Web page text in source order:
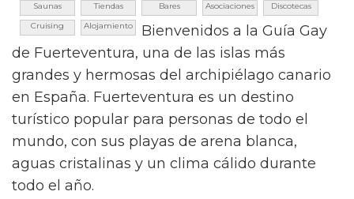
Saunas Tiendas Bares Asociaciones
Discotecas
Cruising
Alojamiento
Bienvenidos a la Guía Gay
de Fuerteventura, una de las islas más
grandes y hermosas del archipiélago canario
en España. Fuerteventura es un destino
turístico popular para personas de todo el
mundo, con sus playas de arena blanca,
aguas cristalinas y un clima cálido durante
todo el año.